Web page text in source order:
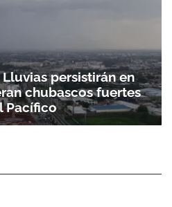
persistirán en
chubascos fuertes
Pacífico